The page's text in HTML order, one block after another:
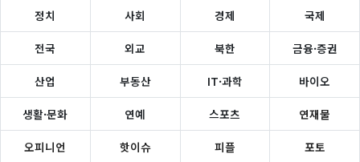
정치 사회 경제 국제
전국 외교 북한 금융·증권
산업 부동산 IT·과학 바이오
생활·문화 연예 스포츠 연재물
오피니언 핫이슈 피플 포토